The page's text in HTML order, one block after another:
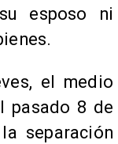
esposo ni
el medio
pasado 8 de
separación